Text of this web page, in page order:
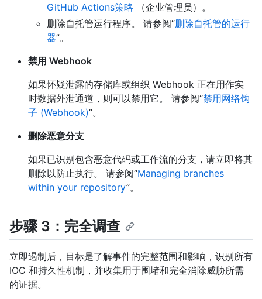
GitHub Actions策略 （企业管理员）。
删除自托管运行程序。 请参阅“删除自托管的运行
器”。
禁用 Webhook
如果怀疑泄露的存储库或组织 Webhook 正在用作实
时数据外泄通道，则可以禁用它。 请参阅“禁用网络钩
子 (Webhook)”。
删除恶意分支
如果已识别包含恶意代码或工作流的分支，请立即将其
删除以防止执行。 请参阅“Managing branches
within your repository”。
步骤 3：完全调查
立即遏制后，目标是了解事件的完整范围和影响，识别所有
IOC 和持久性机制，并收集用于围堵和完全消除威胁所需
的证据。